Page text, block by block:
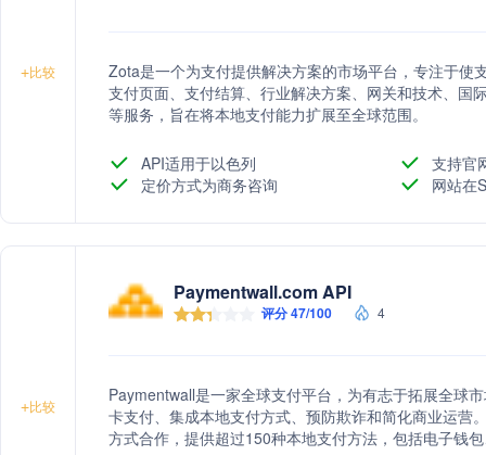
+比较
Zota是一个为支付提供解决方案的市场平台，专注于使
支付页面、支付结算、行业解决方案、网关和技术、国
等服务，旨在将本地支付能力扩展至全球范围。
API适用于以色列
支持官
定价方式为商务咨询
网站在
+比较
Paymentwall.com API
评分 47/100 4
Paymentwall是一家全球支付平台，为有志于拓展全球
卡支付、集成本地支付方式、预防欺诈和简化商业运营
方式合作，提供超过150种本地支付方法，包括电子钱